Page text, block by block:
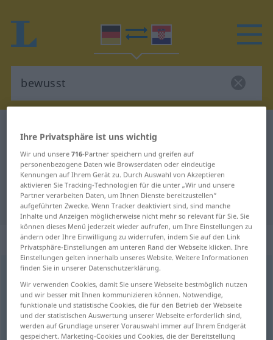
Deutsch-Kroatisch Übersetzung für
"bewusst"
"bewusst" Kroatisch Übersetzung
„bewusst“: Adjektiv
bewusstadj
Übersicht aller Übersetzungen
(Für mehr Details die Übersetzung anklicken/antippen)
svjestan
Ihre Privatsphäre ist uns wichtig
Wir und unsere716-Partner speichern und greifen auf
personenbezogene Daten wie Browserdaten oder eindeutige
Kennungen auf Ihrem Gerät zu. Durch Auswahl von Akzeptieren
aktivieren Sie Tracking-Technologien für die unter „Wir und unsere
Partner verarbeiten Daten, um Ihnen Dienste bereitzustellen“
aufgeführten Zwecke. Wenn Tracker deaktiviert sind, sind manche
Inhalte und Anzeigen möglicherweise nicht mehr so relevant für Sie. Sie
können dieses Menü jederzeit wieder aufrufen, um Ihre Einstellungen zu
ändern oder Ihre Einwilligung zu widerrufen, indem Sie auf den Link
Privatsphäre-Einstellungen am unteren Rand der Webseite klicken. Ihre
Einstellungen gelten innerhalb unseres Website. Weitere Informationen
finden Sie in unserer Datenschutzerklärung.
Wir verwenden Cookies, damit Sie unsere Webseite bestmöglich nutzen
und wir besser mit Ihnen kommunizieren können. Notwendige,
funktionale und statistische Cookies, die für den Betrieb der Webseite
und der statistischen Auswertung unserer Webseite erforderlich sind,
werden auf Grundlage unserer Vorauswahl immer auf Ihrem Endgerät
gespeichert. Marketing-Cookies und Cookies, die der Bereitstellung